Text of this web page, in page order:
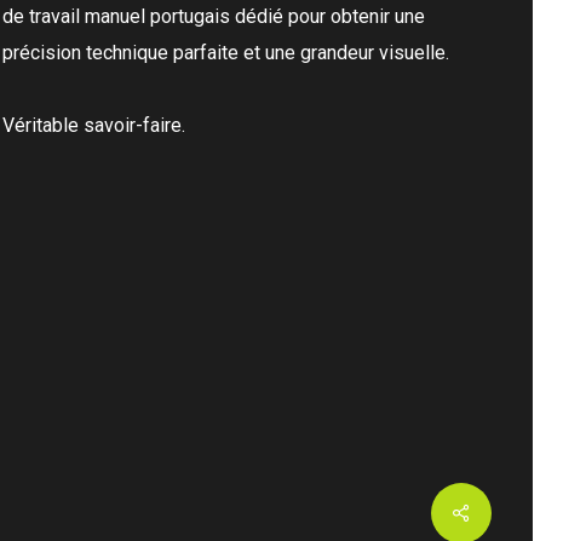
de travail manuel portugais dédié pour obtenir une
précision technique parfaite et une grandeur visuelle.
Véritable savoir-faire.